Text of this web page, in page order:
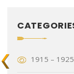
1915 – 1925